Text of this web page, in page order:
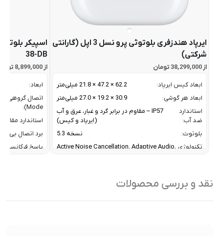
ایرپاد هندزفری بلوتوثی پرو نسل 3 اپل (گارانتی
شرکتی)
از 38,299,000 تومان
ابعاد کیس ایرپاد:
62.2 × 47.2 × 21.8 میلی‌متر
ابعاد هر گوشی:
30.9 × 19.2 × 27.0 میلی‌متر
استاندارد
ضد آب:
IP57 – مقاوم در برابر گرد و غبار، عرق و آب
(ایرپاد و کیس)
بلوتوث:
نسخه 5.3
تکنولوژی Active Noise Cancellation, Adaptive Audio,
38-DB
از 8,899,000 تومان
ابعاد:
Mode):
استاندارد
برد اتصال
پاسخ فرکانسی:
نقد و بررسی محصولات